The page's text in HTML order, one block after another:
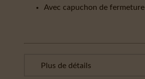
Avec capuchon de fermeture